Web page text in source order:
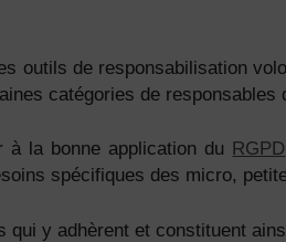
outils de responsabilisation
catégories de
la bonne application du RGPD
spécifiques des micro,
qui y adhèrent et constituent